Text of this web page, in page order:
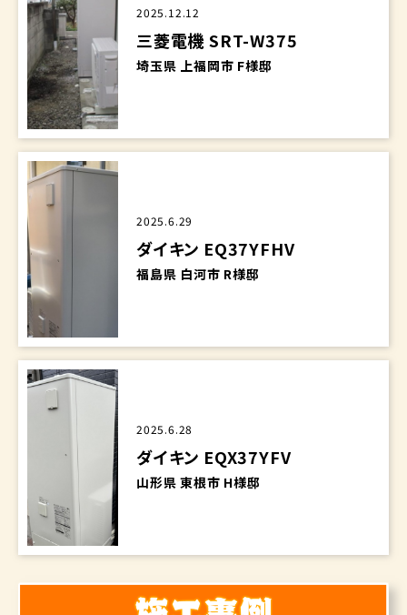
2025.12.12
三菱電機 SRT-W375
埼玉県 上福岡市 F様邸
2025.6.29
ダイキン EQ37YFHV
福島県 白河市 R様邸
2025.6.28
ダイキン EQX37YFV
山形県 東根市 H様邸